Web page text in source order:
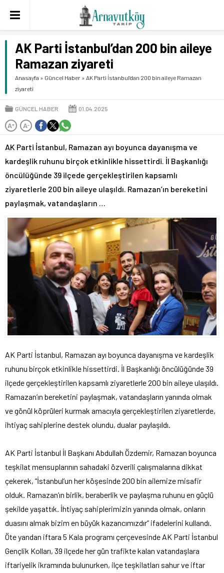
AK Parti İstanbul’dan 200 bin aileye
Ramazan ziyareti
Anasayfa » Güncel Haber » AK Parti İstanbul’dan 200 bin aileye Ramazan
ziyareti
GÜNCEL HABER 01.04.2025
A+ A-
AK Parti İstanbul, Ramazan ayı boyunca dayanışma ve
kardeşlik ruhunu birçok etkinlikle hissettirdi. İl Başkanlığı
öncülüğünde 39 ilçede gerçekleştirilen kapsamlı
ziyaretlerle 200 bin aileye ulaşıldı. Ramazan’ın bereketini
paylaşmak, vatandaşların …
AK Parti İstanbul, Ramazan ayı boyunca dayanışma ve kardeşlik
ruhunu birçok etkinlikle hissettirdi. İl Başkanlığı öncülüğünde 39
ilçede gerçekleştirilen kapsamlı ziyaretlerle 200 bin aileye ulaşıldı.
Ramazan’ın bereketini paylaşmak, vatandaşların yanında olmak
ve gönül köprüleri kurmak amacıyla gerçekleştirilen ziyaretlerde,
ihtiyaç sahiplerine destek olundu, dualar paylaşıldı.
AK Parti İstanbul İl Başkanı Abdullah Özdemir, Ramazan boyunca
teşkilat mensuplarının sahadaki özverili çalışmalarına dikkat
çekerek, “İstanbul’un her köşesinde 200 bin ailemize misafir
olduk. Ramazan’ın birlik, beraberlik ve paylaşma ruhunu en güçlü
şekilde yaşattık. İhtiyaç sahiplerimizin yanında olmak, onların
duasını almak bizim en büyük kazancımızdır” ifadelerini kullandı.
Öte yandan iftara 5 Kala programı çerçevesinde AK Parti İstanbul
Gençlik Kolları, 39 ilçede her gün trafikte kalan vatandaşlara
iftariyelik ikramında bulunurken, ilçe teşkilatları sahur ve iftar